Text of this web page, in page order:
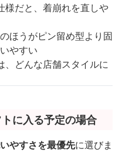
様だと、着崩れを直しや
ほうがピン留め型より固
やすい
、どんな店舗スタイルに
に入る予定の場合
やすさを最優先に選びま